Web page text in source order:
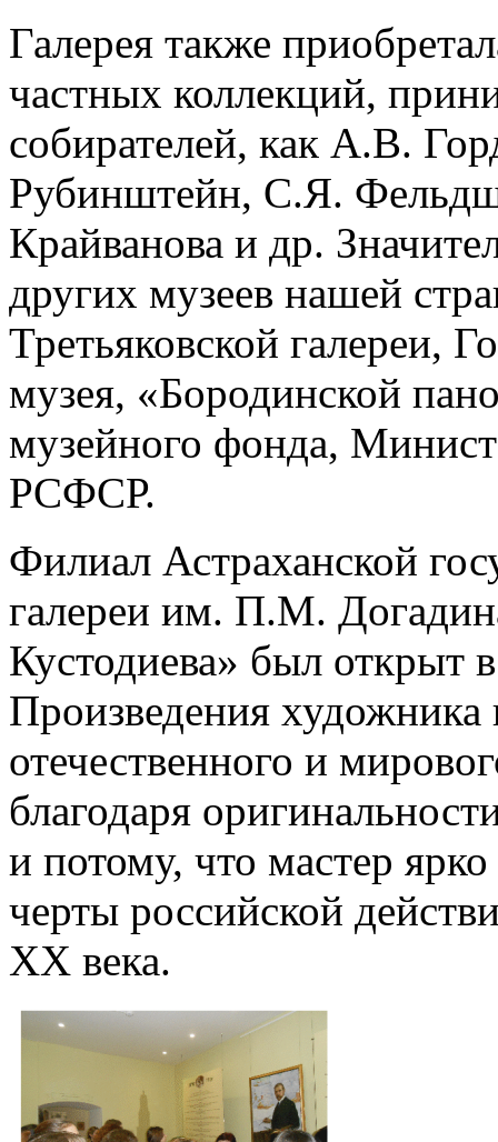
Галерея также
частных коллекций,
собирателей, как А.В.
Рубинштейн, С.Я.
Крайванова и др.
других музеев нашей
Третьяковской галереи,
музея, «Бородинской
музейного фонда,
РСФСР.
Филиал Астраханской
галереи им. П.М.
Кустодиева» был открыт
Произведения
отечественного и
благодаря
и потому, что мастер
черты российской
ХХ века.